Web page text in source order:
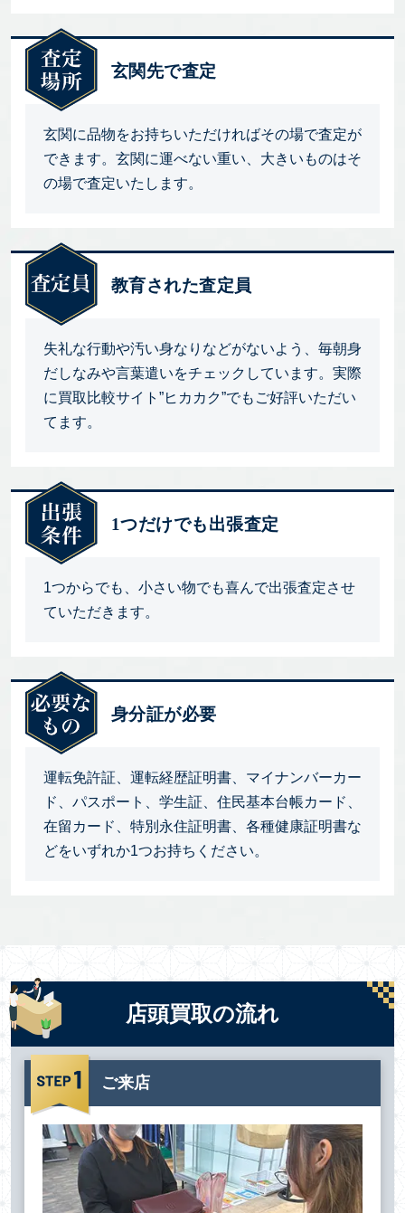
玄関先で査定
玄関に品物をお持ちいただければその場で査定が
できます。玄関に運べない重い、大きいものはそ
の場で査定いたします。
教育された査定員
失礼な行動や汚い身なりなどがないよう、毎朝身
だしなみや言葉遣いをチェックしています。実際
に買取比較サイト”ヒカカク”でもご好評いただい
てます。
1つだけでも出張査定
1つからでも、小さい物でも喜んで出張査定させ
ていただきます。
身分証が必要
運転免許証、運転経歴証明書、マイナンバーカー
ド、パスポート、学生証、住民基本台帳カード、
在留カード、特別永住証明書、各種健康証明書な
どをいずれか1つお持ちください。
店頭買取の流れ
ご来店